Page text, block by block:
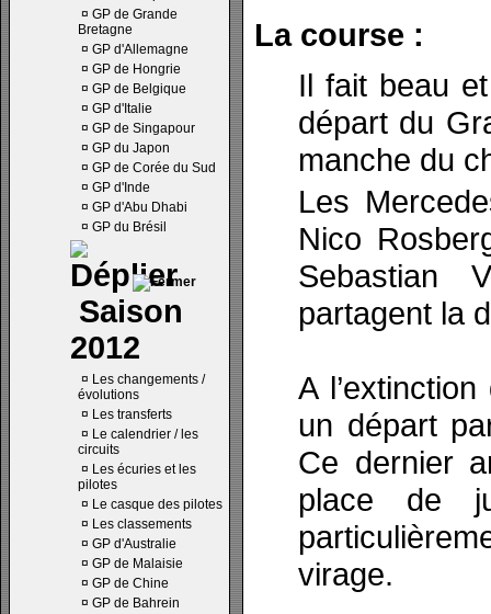
¤ GP de Grande
Bretagne
¤ GP d'Allemagne
¤ GP de Hongrie
¤ GP de Belgique
¤ GP d'Italie
¤ GP de Singapour
¤ GP du Japon
¤ GP de Corée du Sud
¤ GP d'Inde
¤ GP d'Abu Dhabi
¤ GP du Brésil
Saison
2012
¤ Les changements /
évolutions
¤ Les transferts
¤ Le calendrier / les
circuits
¤ Les écuries et les
pilotes
¤ Le casque des pilotes
¤ Les classements
¤ GP d'Australie
¤ GP de Malaisie
¤ GP de Chine
¤ GP de Bahrein
La course :
Il fait beau
départ du
manche du
Les
Nico
Sebastian
partagent la
A
un départ
Ce dernier
place de
virage.